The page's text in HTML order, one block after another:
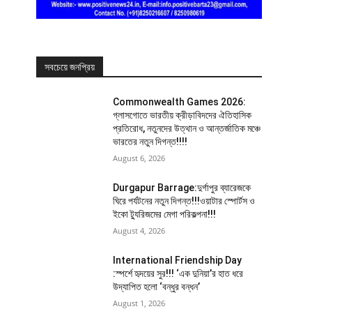
সবচেয়ে জনপ্রিয়
Commonwealth Games 2026:
গ্লাসগোতে ভারতীয় ক্রীড়াবিদদের ঐতিহাসিক
প্রতিরোধ, নতুনদের উত্থান ও আন্তর্জাতিক মঞ্চে
ভারতের নতুন দিগন্ত!!!!
August 6, 2026
Durgapur Barrage:দুর্গাপুর ব্যারেজকে
ঘিরে পর্যটনের নতুন দিগন্ত!!!ওয়াটার স্পোর্টস ও
ইকো ট্যুরিজমের মেগা পরিকল্পনা!!!
August 4, 2026
International Friendship Day
:স্পর্শে হৃদয়ের সুর!!! ‘এক দুনিয়া’র হাত ধরে
উদ্যাপিত হলো ‘বন্ধুর বন্ধন’
August 1, 2026